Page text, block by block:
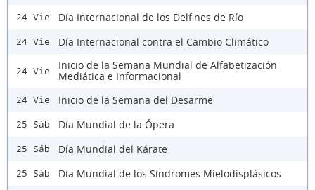
24 Vie Día Internacional de los Delfines de Río
24 Vie Día Internacional contra el Cambio Climático
24 Vie
Inicio de la Semana Mundial de Alfabetización
Mediática e Informacional
24 Vie Inicio de la Semana del Desarme
25 Sáb Día Mundial de la Ópera
25 Sáb Día Mundial del Kárate
25 Sáb Día Mundial de los Síndromes Mielodisplásicos